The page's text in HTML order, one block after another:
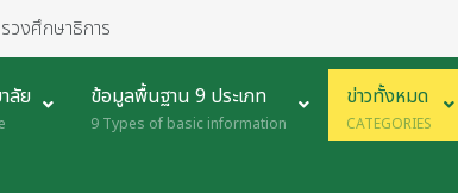
วงศึกษาธิการ
ลัย ข้อมูลพื้นฐาน 9 ประเภท
9 Types of basic information
ข่าวทั้งหมด
CATEGORIES